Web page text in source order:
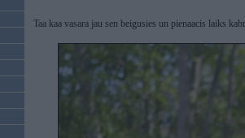
Taa kaa vasara jau sen beigusies un pienaacis laiks